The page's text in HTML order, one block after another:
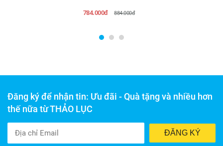
784.000đ 884.000đ
Đăng ký để nhận tin: Ưu đãi - Quà tặng và nhiều hơn
thế nữa từ THẢO LỤC
ĐĂNG KÝ